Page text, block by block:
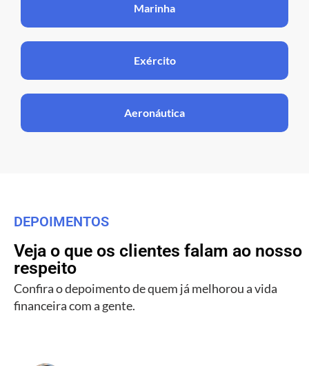
Marinha
Exército
Aeronáutica
DEPOIMENTOS
Veja o que os clientes falam ao nosso
respeito
Confira o depoimento de quem já melhorou a vida
financeira com a gente.